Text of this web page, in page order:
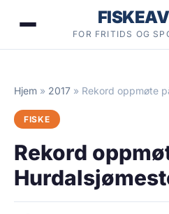
FOR FRITIDS OG
Hjem » 2017 » Rekord oppmøte
FISKE
Rekord